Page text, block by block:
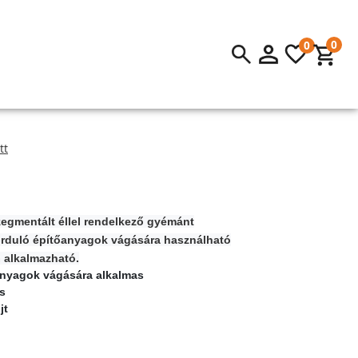
0 0
éllel rendelkező gyémánt
építőanyagok vágására használható
vágására alkalmas